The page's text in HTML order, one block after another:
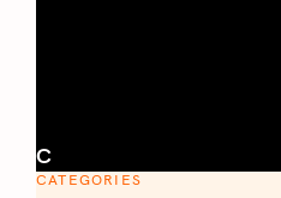
C
CATEGORIES